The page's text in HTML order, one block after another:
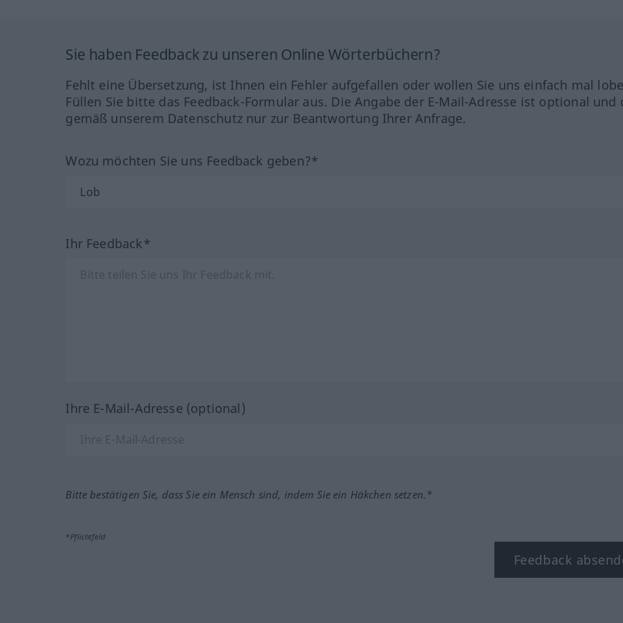
Sie haben Feedback zu unseren Online Wörterbüchern?
Fehlt eine Übersetzung, ist Ihnen ein Fehler aufgefallen oder wollen Sie uns einfach mal
Füllen Sie bitte das Feedback-Formular aus. Die Angabe der E-Mail-Adresse ist optional und
gemäß unserem Datenschutz nur zur Beantwortung Ihrer Anfrage.
Wozu möchten Sie uns Feedback geben?*
Ihr Feedback*
Ihre E-Mail-Adresse (optional)
Bitte bestätigen Sie, dass Sie ein Mensch sind, indem Sie ein Häkchen setzen.*
*Pflichtfeld
Feedback